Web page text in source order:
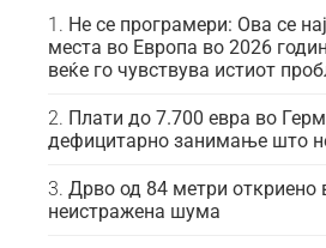
Не се програмери: Ова се
места во Европа во 2026
веќе го чувствува истиот
Плати до 7.700 евра во
дефицитарно занимање што
Дрво од 84 метри откриено
неистражена шума